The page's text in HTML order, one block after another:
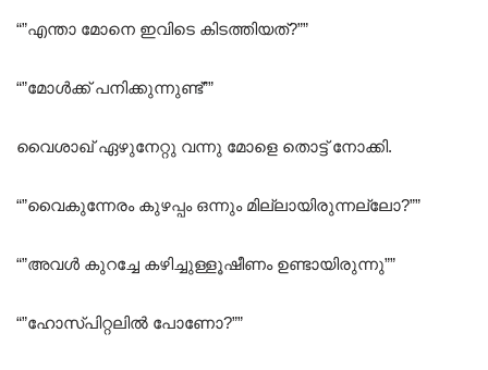
“”എന്താ മോനെ ഇവിടെ കിടത്തിയത്?””
“”മോൾക്ക് പനിക്കുന്നുണ്ട്””
വൈശാഖ് ഏഴുനേറ്റു വന്നു മോളെ തൊട്ട് നോക്കി.
“”വൈകുന്നേരം കുഴപ്പം ഒന്നും മില്ലായിരുന്നല്ലോ?””
“”അവൾ കുറച്ചേ കഴിച്ചുള്ളൂഷീണം ഉണ്ടായിരുന്നു””
“”ഹോസ്പിറ്റലിൽ പോണോ?””